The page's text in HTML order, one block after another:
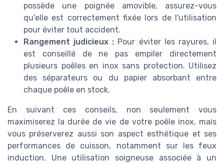
possède une poignée amovible, assurez-vous
qu'elle est correctement fixée lors de l'utilisation
pour éviter tout accident.
Rangement judicieux : Pour éviter les rayures, il
est conseillé de ne pas empiler directement
plusieurs poêles en inox sans protection. Utilisez
des séparateurs ou du papier absorbant entre
chaque poêle en stock.
En suivant ces conseils, non seulement vous
maximiserez la durée de vie de votre poêle inox, mais
vous préserverez aussi son aspect esthétique et ses
performances de cuisson, notamment sur les feux
induction. Une utilisation soigneuse associée à un